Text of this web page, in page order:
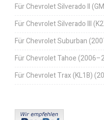
Für Chevrolet Silverado II
Für Chevrolet Silverado III
Für Chevrolet Suburban
Für Chevrolet Tahoe
Für Chevrolet Trax (KL1B)